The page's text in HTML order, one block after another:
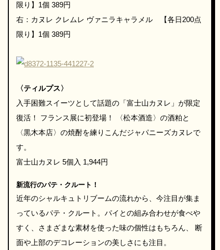
限り】1個 389円
右：カヌレ クレムレ ヴァニラキャラメル 【各日200点
限り】1個 389円
〈ティルプス〉
入手困難スイーツとして話題の「富士山カヌレ」が限定
復活！ フランス展に初登場！ 〈松本酒造〉の酒粕と
〈黒木本店〉の焼酎を練りこんだジャパニーズカヌレで
す。
富士山カヌレ 5個入 1,944円
新流行のパテ・クルート！
近年のシャルキュトリブームの流れから、今注目が集ま
っているパテ・クルート。パイとの組み合わせが食べや
すく、さまざまな素材を使った味の個性はもちろん、 断
面や上部のデコレーションの美しさにも注目。